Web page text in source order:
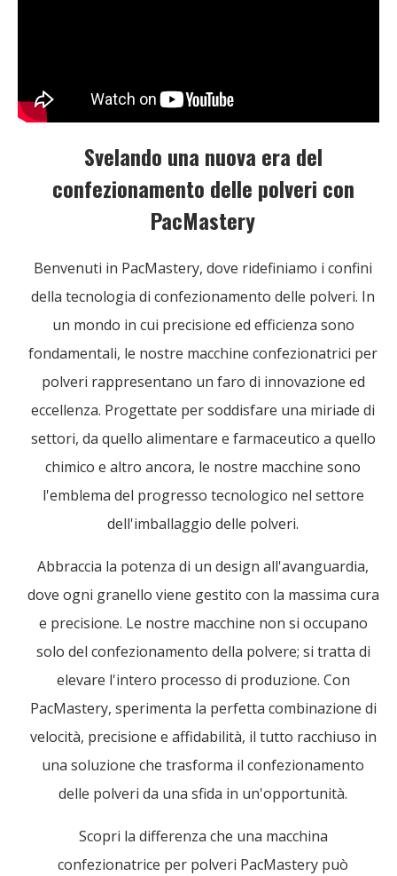
Svelando una nuova era del
confezionamento delle polveri con
PacMastery
Benvenuti in PacMastery, dove ridefiniamo i confini
della tecnologia di confezionamento delle polveri. In
un mondo in cui precisione ed efficienza sono
fondamentali, le nostre macchine confezionatrici per
polveri rappresentano un faro di innovazione ed
eccellenza. Progettate per soddisfare una miriade di
settori, da quello alimentare e farmaceutico a quello
chimico e altro ancora, le nostre macchine sono
l'emblema del progresso tecnologico nel settore
dell'imballaggio delle polveri.
Abbraccia la potenza di un design all'avanguardia,
dove ogni granello viene gestito con la massima cura
e precisione. Le nostre macchine non si occupano
solo del confezionamento della polvere; si tratta di
elevare l'intero processo di produzione. Con
PacMastery, sperimenta la perfetta combinazione di
velocità, precisione e affidabilità, il tutto racchiuso in
una soluzione che trasforma il confezionamento
delle polveri da una sfida in un'opportunità.
Scopri la differenza che una macchina
confezionatrice per polveri PacMastery può